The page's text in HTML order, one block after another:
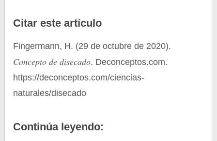
Citar este artículo
Fingermann, H. (29 de octubre de 2020).
Concepto de disecado. Deconceptos.com.
https://deconceptos.com/ciencias-
naturales/disecado
Continúa leyendo: